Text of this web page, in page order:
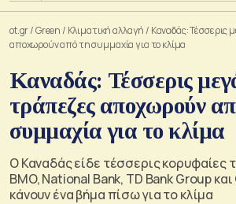
ot.gr/Green / Κλιματική αλλαγή / Καναδάς: Τέσσερις
αποχωρούν από τη συμμαχία για το κλίμα
Καναδάς: Τέσσερις
τράπεζες αποχωρούν
συμμαχία για το κλίμα
Ο Καναδάς είδε τέσσερις κορυφαίες
BMO, National Bank, TD Bank Group και
κάνουν ένα βήμα πίσω για το κλίμα